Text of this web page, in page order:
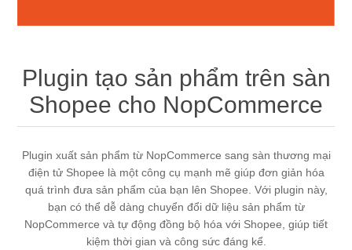
Plugin tạo sản phẩm trên sàn
Shopee cho NopCommerce
Plugin xuất sản phẩm từ NopCommerce sang sàn thương mại
điện tử Shopee là một công cụ mạnh mẽ giúp đơn giản hóa
quá trình đưa sản phẩm của bạn lên Shopee. Với plugin này,
bạn có thể dễ dàng chuyển đổi dữ liệu sản phẩm từ
NopCommerce và tự động đồng bộ hóa với Shopee, giúp tiết
kiệm thời gian và công sức đáng kể.